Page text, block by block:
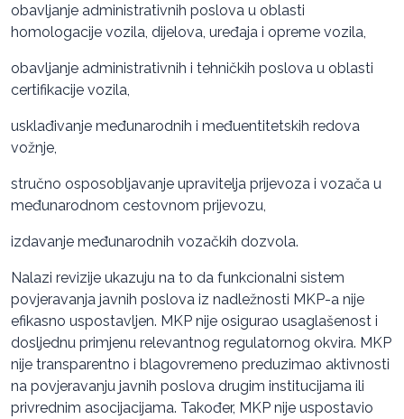
obavljanje administrativnih poslova u oblasti
homologacije vozila, dijelova, uređaja i opreme vozila,
obavljanje administrativnih i tehničkih poslova u oblasti
certifikacije vozila,
usklađivanje međunarodnih i međuentitetskih redova
vožnje,
stručno osposobljavanje upravitelja prijevoza i vozača u
međunarodnom cestovnom prijevozu,
izdavanje međunarodnih vozačkih dozvola.
Nalazi revizije ukazuju na to da funkcionalni sistem
povjeravanja javnih poslova iz nadležnosti MKP-a nije
efikasno uspostavljen. MKP nije osigurao usaglašenost i
dosljednu primjenu relevantnog regulatornog okvira. MKP
nije transparentno i blagovremeno preduzimao aktivnosti
na povjeravanju javnih poslova drugim institucijama ili
privrednim asocijacijama. Također, MKP nije uspostavio